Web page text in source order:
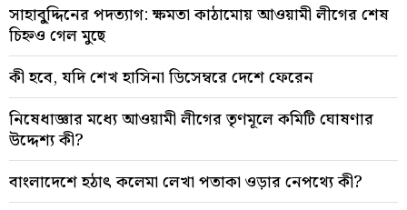
সাহাবু্দ্দিনের পদত্যাগ: ক্ষমতা কাঠামোয় আওয়ামী লীগের শেষ
চিহ্নও গেল মুছে
কী হবে, যদি শেখ হাসিনা ডিসেম্বরে দেশে ফেরেন
নিষেধাজ্ঞার মধ্যে আওয়ামী লীগের তৃণমূলে কমিটি ঘোষণার
উদ্দেশ্য কী?
বাংলাদেশে হঠাৎ কলেমা লেখা পতাকা ওড়ার নেপথ্যে কী?